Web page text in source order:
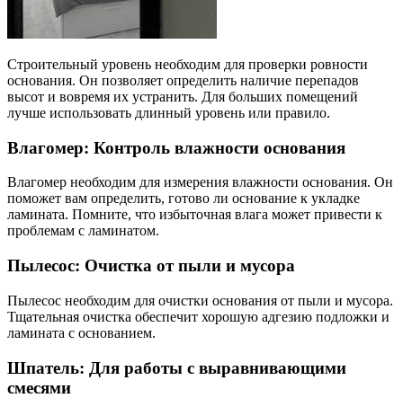
Строительный уровень необходим для проверки ровности
основания. Он позволяет определить наличие перепадов
высот и вовремя их устранить. Для больших помещений
лучше использовать длинный уровень или правило.
Влагомер: Контроль влажности основания
Влагомер необходим для измерения влажности основания. Он
поможет вам определить, готово ли основание к укладке
ламината. Помните, что избыточная влага может привести к
проблемам с ламинатом.
Пылесос: Очистка от пыли и мусора
Пылесос необходим для очистки основания от пыли и мусора.
Тщательная очистка обеспечит хорошую адгезию подложки и
ламината с основанием.
Шпатель: Для работы с выравнивающими
смесями